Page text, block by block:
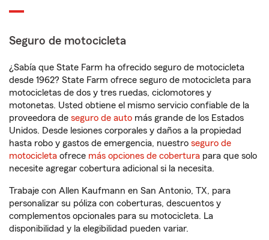
Seguro de motocicleta
¿Sabía que State Farm ha ofrecido seguro de motocicleta
desde 1962? State Farm ofrece seguro de motocicleta para
motocicletas de dos y tres ruedas, ciclomotores y
motonetas. Usted obtiene el mismo servicio confiable de la
proveedora de seguro de auto más grande de los Estados
Unidos. Desde lesiones corporales y daños a la propiedad
hasta robo y gastos de emergencia, nuestro seguro de
motocicleta ofrece más opciones de cobertura para que solo
necesite agregar cobertura adicional si la necesita.
Trabaje con Allen Kaufmann en San Antonio, TX, para
personalizar su póliza con coberturas, descuentos y
complementos opcionales para su motocicleta. La
disponibilidad y la elegibilidad pueden variar.